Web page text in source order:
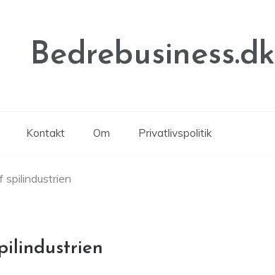
Bedrebusiness.dk
Kontakt Om Privatlivspolitik
spilindustrien